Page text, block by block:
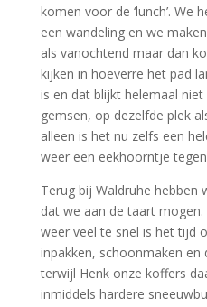
komen voor de ‘lunch’. We
een wandeling en we
als vanochtend maar dan
kijken in hoeverre het pad
is en dat blijkt helemaal
gemsen, op dezelfde plek
alleen is het nu zelfs een
weer een eekhoorntje
Terug bij Waldruhe
dat we aan de taart
weer veel te snel is het tijd
inpakken, schoonmaken
terwijl Henk onze koffers
inmiddels hardere